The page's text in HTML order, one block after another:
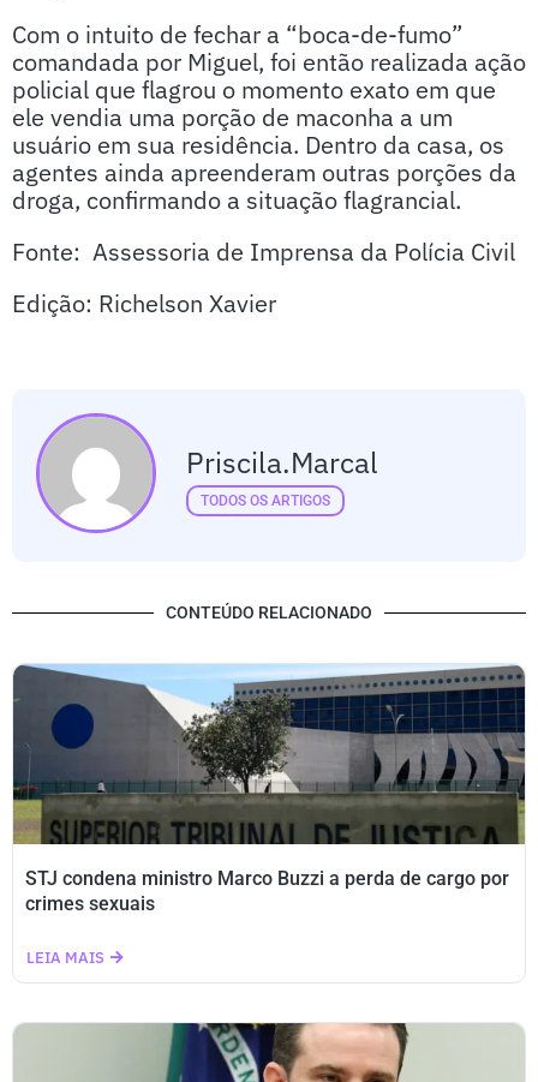
Com o intuito de fechar a “boca-de-fumo”
comandada por Miguel, foi então realizada ação
policial que flagrou o momento exato em que
ele vendia uma porção de maconha a um
usuário em sua residência. Dentro da casa, os
agentes ainda apreenderam outras porções da
droga, confirmando a situação flagrancial.
Fonte: Assessoria de Imprensa da Polícia Civil
Edição: Richelson Xavier
Priscila.marcal
TODOS OS ARTIGOS
CONTEÚDO RELACIONADO
STJ condena ministro Marco Buzzi a perda de cargo por
crimes sexuais
LEIA MAIS